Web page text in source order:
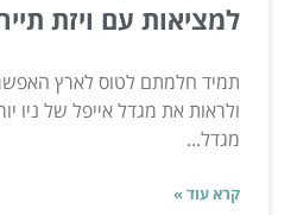
למציאות עם ויזת
תמיד חלמתם לטוס לארץ
ולראות את מגדל אייפל של ניו
מגדל...
קרא עוד »